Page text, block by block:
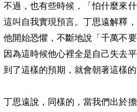
不過，也有些時候，「怕什麼來
這叫自我實現預言。丁思遠解釋
他開始恐懼，不斷地說「千萬不
因為這時候他心裡全是自己失去
到了這樣的預期，就會朝著這樣的
丁思遠說，同樣的，當我們出於